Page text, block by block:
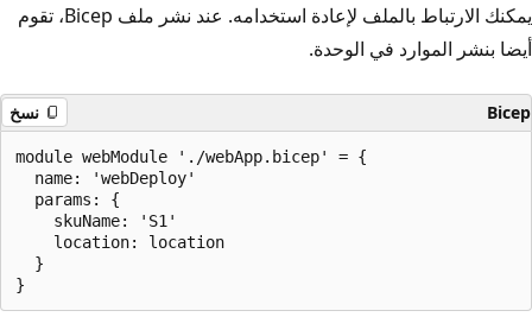
يمكنك الارتباط بالملف لإعادة استخدامه. عند نشر ملف Bicep، تقوم
أيضا بنشر الموارد في الوحدة.
Bicep نسخ
module webModule './webApp.bicep' = {
  name: 'webDeploy'
  params: {
    skuName: 'S1'
    location: location
  }